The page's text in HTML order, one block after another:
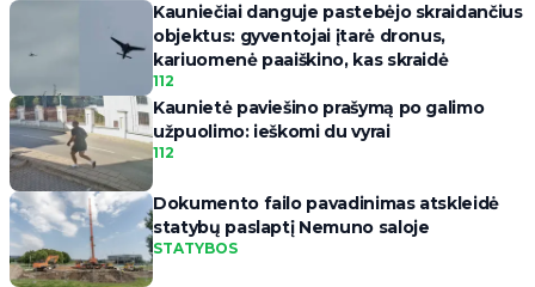
Kauniečiai danguje pastebėjo skraidančius
objektus: gyventojai įtarė dronus,
kariuomenė paaiškino, kas skraidė
112
Kaunietė paviešino prašymą po galimo
užpuolimo: ieškomi du vyrai
112
Dokumento failo pavadinimas atskleidė
statybų paslaptį Nemuno saloje
STATYBOS